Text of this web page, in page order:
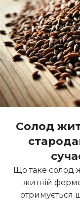
Солод
Що таке солод
житній
отримується